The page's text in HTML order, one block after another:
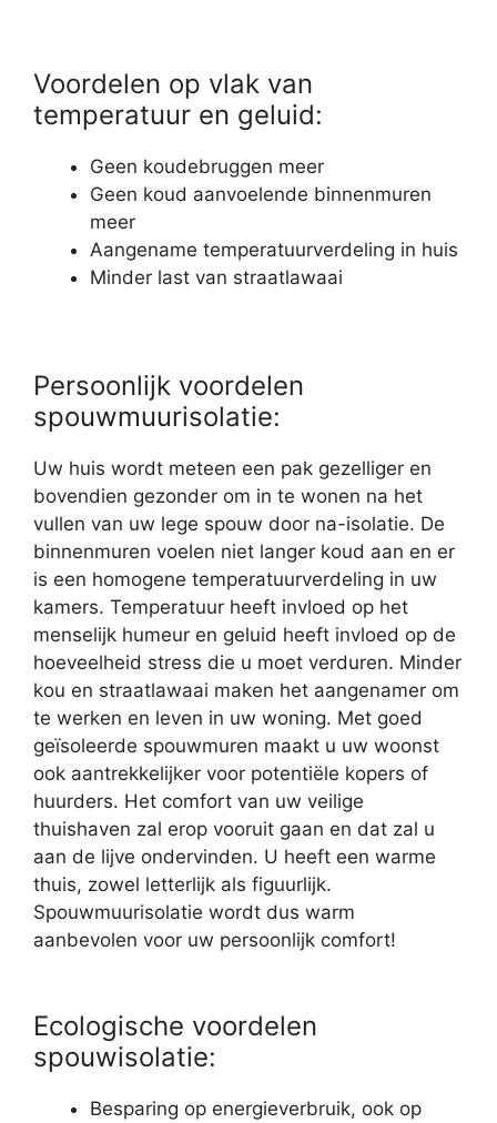
Voordelen op vlak van
temperatuur en geluid:
Geen koudebruggen meer
Geen koud aanvoelende binnenmuren
meer
Aangename temperatuurverdeling in huis
Minder last van straatlawaai
Persoonlijk voordelen
spouwmuurisolatie:
Uw huis wordt meteen een pak gezelliger en
bovendien gezonder om in te wonen na het
vullen van uw lege spouw door na-isolatie. De
binnenmuren voelen niet langer koud aan en er
is een homogene temperatuurverdeling in uw
kamers. Temperatuur heeft invloed op het
menselijk humeur en geluid heeft invloed op de
hoeveelheid stress die u moet verduren. Minder
kou en straatlawaai maken het aangenamer om
te werken en leven in uw woning. Met goed
geïsoleerde spouwmuren maakt u uw woonst
ook aantrekkelijker voor potentiële kopers of
huurders. Het comfort van uw veilige
thuishaven zal erop vooruit gaan en dat zal u
aan de lijve ondervinden. U heeft een warme
thuis, zowel letterlijk als figuurlijk.
Spouwmuurisolatie wordt dus warm
aanbevolen voor uw persoonlijk comfort!
Ecologische voordelen
spouwisolatie:
Besparing op energieverbruik, ook op